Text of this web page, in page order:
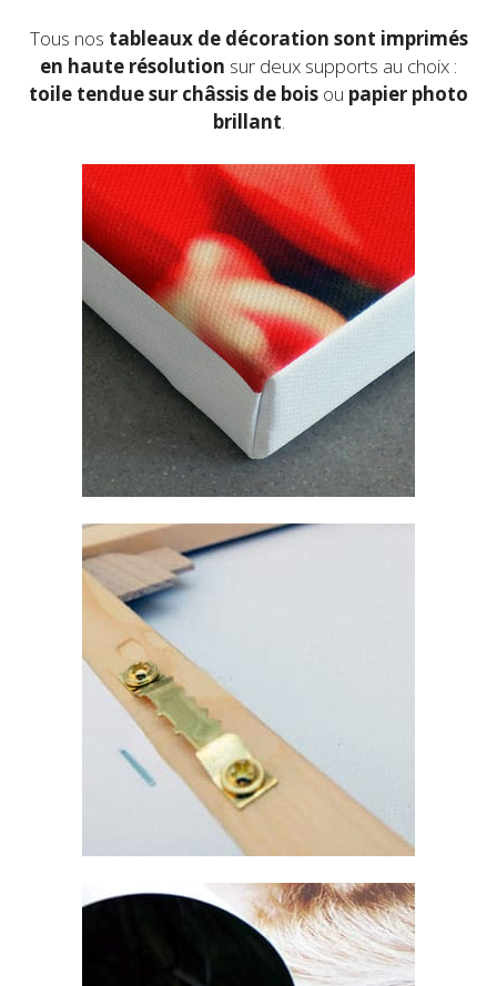
produit
Tous nos tableaux de décoration sont imprimés
en haute résolution sur deux supports au choix :
toile tendue sur châssis de bois ou papier photo
brillant.